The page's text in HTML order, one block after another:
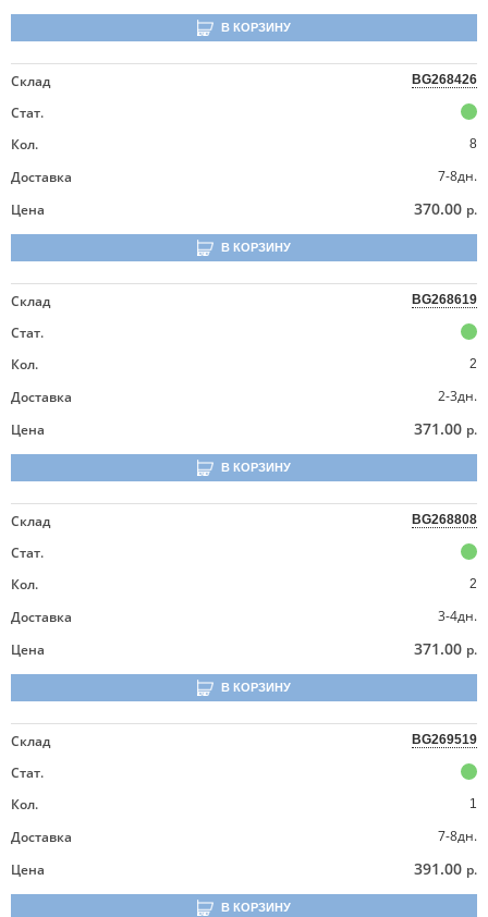
В КОРЗИНУ
Склад BG268426
Стат.
Кол.
8
Доставка
7-8дн.
Цена
370.00 р.
В КОРЗИНУ
Склад BG268619
Стат.
Кол.
2
Доставка
2-3дн.
Цена
371.00 р.
В КОРЗИНУ
Склад BG268808
Стат.
Кол.
2
Доставка
3-4дн.
Цена
371.00 р.
В КОРЗИНУ
Склад BG269519
Стат.
Кол.
1
Доставка
7-8дн.
Цена
391.00 р.
В КОРЗИНУ